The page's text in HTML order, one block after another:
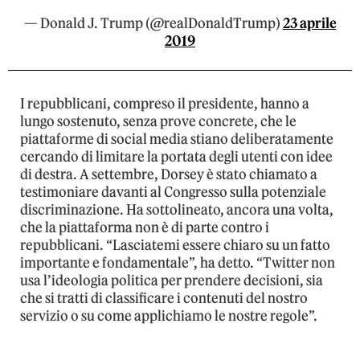
— Donald J. Trump (@realDonaldTrump)23 aprile
2019
I repubblicani, compreso il presidente, hanno a
lungo sostenuto, senza prove concrete, che le
piattaforme di social media stiano deliberatamente
cercando di limitare la portata degli utenti con idee
di destra. A settembre, Dorsey è stato chiamato a
testimoniare davanti al Congresso sulla potenziale
discriminazione. Ha sottolineato, ancora una volta,
che la piattaforma non è di parte contro i
repubblicani. “Lasciatemi essere chiaro su un fatto
importante e fondamentale”, ha detto. “Twitter non
usa l’ideologia politica per prendere decisioni, sia
che si tratti di classificare i contenuti del nostro
servizio o su come applichiamo le nostre regole”.